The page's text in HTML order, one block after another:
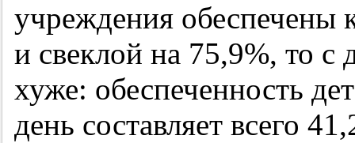
учреждения обеспечены
и свеклой на 75,9%, то
хуже: обеспеченность
день составляет всего